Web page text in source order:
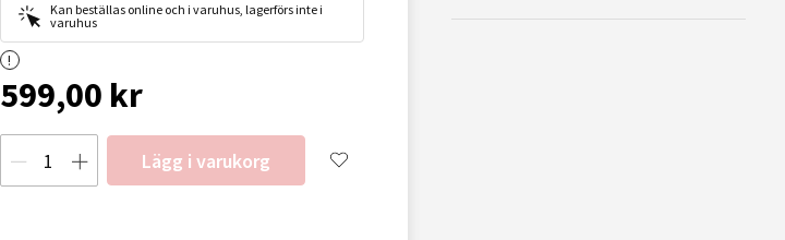
Kan beställas online och i varuhus, lagerförs inte i
varuhus
599,00 kr
Lägg i varukorg